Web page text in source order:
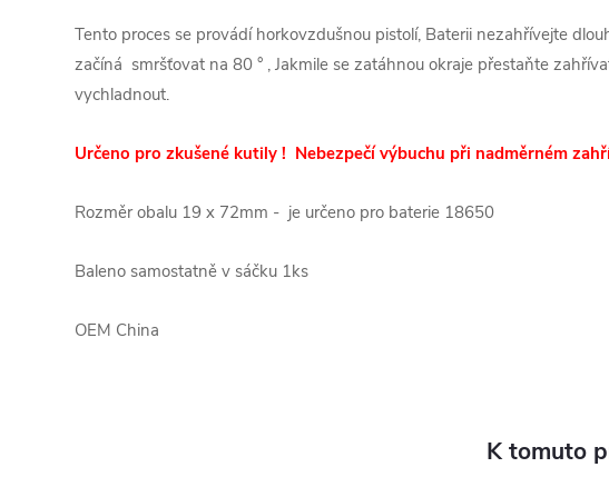
Tento proces se provádí horkovzdušnou pistolí, Baterii nezahřívejte
začíná smršťovat na 80 ° , Jakmile se zatáhnou okraje přestaňte
vychladnout.
Určeno pro zkušené kutily ! Nebezpečí výbuchu při nadměrném
Rozměr obalu 19 x 72mm - je určeno pro baterie 18650
Baleno samostatně v sáčku 1ks
OEM China
K tomuto